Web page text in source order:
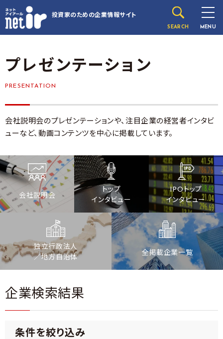
投資家のための企業情報サイト
SEARCH MENU
プレゼンテーション
PRESENTATION
会社説明会のプレゼンテーションや、注目企業の経営者インタビ
ューなど、動画コンテンツを中心に掲載しています。
会社説明会
トップ
インタビュー
IPOトップ
インタビュー
独立行政法人
／地方自治体
全掲載企業一覧
企業検索結果
条件を絞り込み